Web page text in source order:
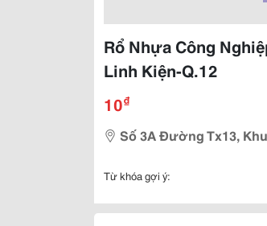
Rổ Nhựa Công
Linh Kiện-Q.12
10₫
Số 3A Đường Tx13,
Từ khóa gợi ý: